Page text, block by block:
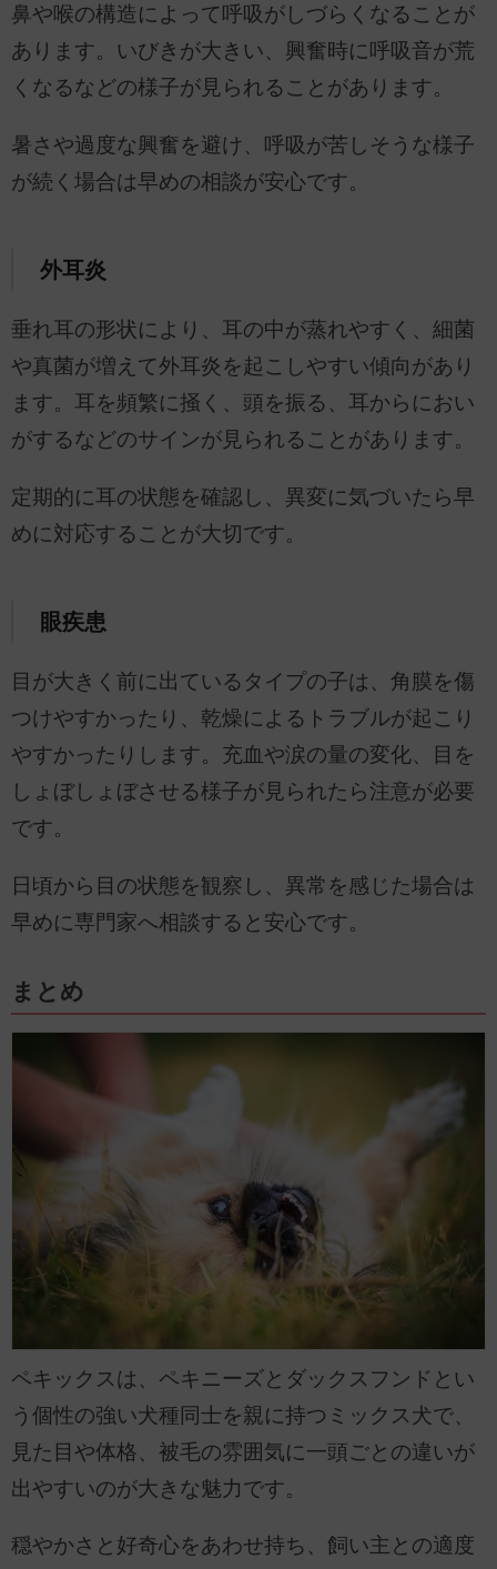
鼻や喉の構造によって呼吸がしづらくなることが
あります。いびきが大きい、興奮時に呼吸音が荒
くなるなどの様子が見られることがあります。
暑さや過度な興奮を避け、呼吸が苦しそうな様子
が続く場合は早めの相談が安心です。
外耳炎
垂れ耳の形状により、耳の中が蒸れやすく、細菌
や真菌が増えて外耳炎を起こしやすい傾向があり
ます。耳を頻繁に掻く、頭を振る、耳からにおい
がするなどのサインが見られることがあります。
定期的に耳の状態を確認し、異変に気づいたら早
めに対応することが大切です。
眼疾患
目が大きく前に出ているタイプの子は、角膜を傷
つけやすかったり、乾燥によるトラブルが起こり
やすかったりします。充血や涙の量の変化、目を
しょぼしょぼさせる様子が見られたら注意が必要
です。
日頃から目の状態を観察し、異常を感じた場合は
早めに専門家へ相談すると安心です。
まとめ
ペキックスは、ペキニーズとダックスフンドとい
う個性の強い犬種同士を親に持つミックス犬で、
見た目や体格、被毛の雰囲気に一頭ごとの違いが
出やすいのが大きな魅力です。
穏やかさと好奇心をあわせ持ち、飼い主との適度